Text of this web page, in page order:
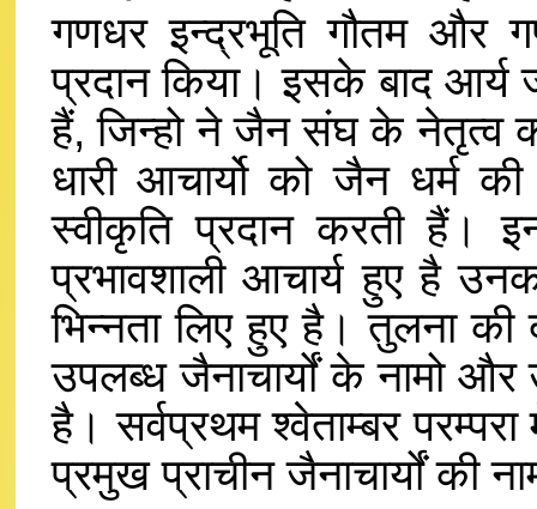
गणधर इन्द्रभूति गौतम और
प्रदान किया। इसके बाद आर्य
हैं, जिन्हो ने जैन संघ के नेतृत्व
धारी आचार्यो को जैन धर्म
स्वीकृति प्रदान करती हैं।
प्रभावशाली आचार्य हुए है
भिन्नता लिए हुए है। तुलना की
उपलब्ध जैनाचार्यों के नामो
है। सर्वप्रथम श्वेताम्बर
प्रमुख प्राचीन जैनाचार्यों की